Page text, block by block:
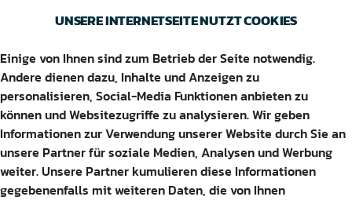
UNSERE INTERNETSEITE NUTZT COOKIES
Einige von Ihnen sind zum Betrieb der Seite notwendig.
Andere dienen dazu, Inhalte und Anzeigen zu
personalisieren, Social-Media Funktionen anbieten zu
können und Websitezugriffe zu analysieren. Wir geben
Informationen zur Verwendung unserer Website durch Sie an
unsere Partner für soziale Medien, Analysen und Werbung
weiter. Unsere Partner kumulieren diese Informationen
gegebenenfalls mit weiteren Daten, die von Ihnen
ALFELD SHELL
AKTUELLE KRAFTSTOFFPREISE